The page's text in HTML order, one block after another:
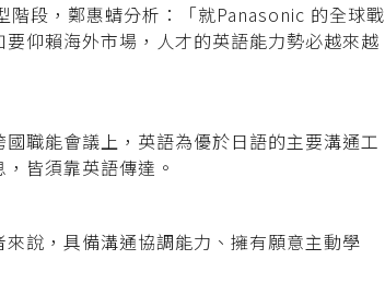
段，鄭惠蜻分析：「就Panasonic 的全球戰
仰賴海外市場，人才的英語能力勢必越來越
職能會議上，英語為優於日語的主要溝通工
皆須靠英語傳達。
說，具備溝通協調能力、擁有願意主動學